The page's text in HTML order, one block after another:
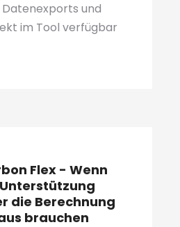
und
im Tool verfügbar
Flex - Wenn
die Berechnung
brauchen